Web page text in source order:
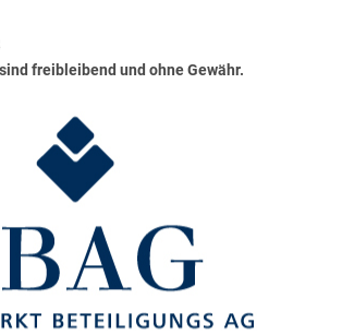
freibleibend und ohne Gewähr.